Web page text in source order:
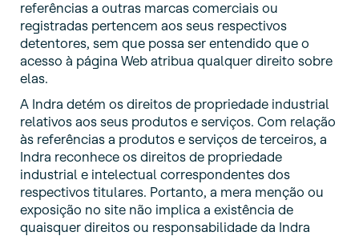
referências a outras marcas comerciais ou
registradas pertencem aos seus respectivos
detentores, sem que possa ser entendido que o
acesso à página Web atribua qualquer direito sobre
elas.
A Indra detém os direitos de propriedade industrial
relativos aos seus produtos e serviços. Com relação
às referências a produtos e serviços de terceiros, a
Indra reconhece os direitos de propriedade
industrial e intelectual correspondentes dos
respectivos titulares. Portanto, a mera menção ou
exposição no site não implica a existência de
quaisquer direitos ou responsabilidade da Indra